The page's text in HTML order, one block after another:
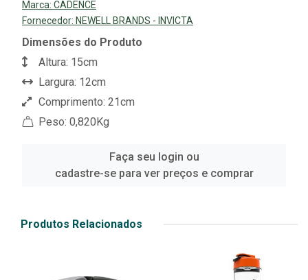
Marca: CADENCE
Fornecedor: NEWELL BRANDS - INVICTA
Dimensões do Produto
Altura: 15cm
Largura: 12cm
Comprimento: 21cm
Peso: 0,820Kg
Faça seu login ou
cadastre-se para ver preços e comprar
Produtos Relacionados